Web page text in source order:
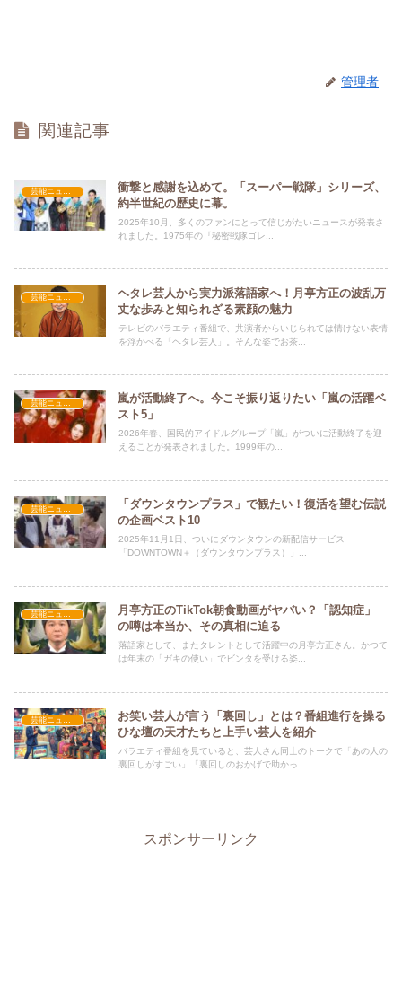
管理者
関連記事
衝撃と感謝を込めて。「スーパー戦隊」シリーズ、
約半世紀の歴史に幕。
2025年10月、多くのファンにとって信じがたいニュースが発表さ
れました。1975年の『秘密戦隊ゴレ...
ヘタレ芸人から実力派落語家へ！月亭方正の波乱万
丈な歩みと知られざる素顔の魅力
テレビのバラエティ番組で、共演者からいじられては情けない表情
を浮かべる「ヘタレ芸人」。そんな姿でお茶...
嵐が活動終了へ。今こそ振り返りたい「嵐の活躍ベ
スト5」
2026年春、国民的アイドルグループ「嵐」がついに活動終了を迎
えることが発表されました。1999年の...
「ダウンタウンプラス」で観たい！復活を望む伝説
の企画ベスト10
2025年11月1日、ついにダウンタウンの新配信サービス
「DOWNTOWN＋（ダウンタウンプラス）」...
芸能ニュース
月亭方正のTikTok朝食動画がヤバい？「認知症」
の噂は本当か、その真相に迫る
落語家として、またタレントとして活躍中の月亭方正さん。かつて
は年末の「ガキの使い」でビンタを受ける姿...
芸能ニュース
お笑い芸人が言う「裏回し」とは？番組進行を操る
ひな壇の天才たちと上手い芸人を紹介
バラエティ番組を見ていると、芸人さん同士のトークで「あの人の
裏回しがすごい」「裏回しのおかげで助かっ...
スポンサーリンク